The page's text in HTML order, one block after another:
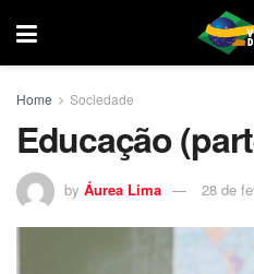
Home Sociedade
Educação
by Áurea Lima 28 de